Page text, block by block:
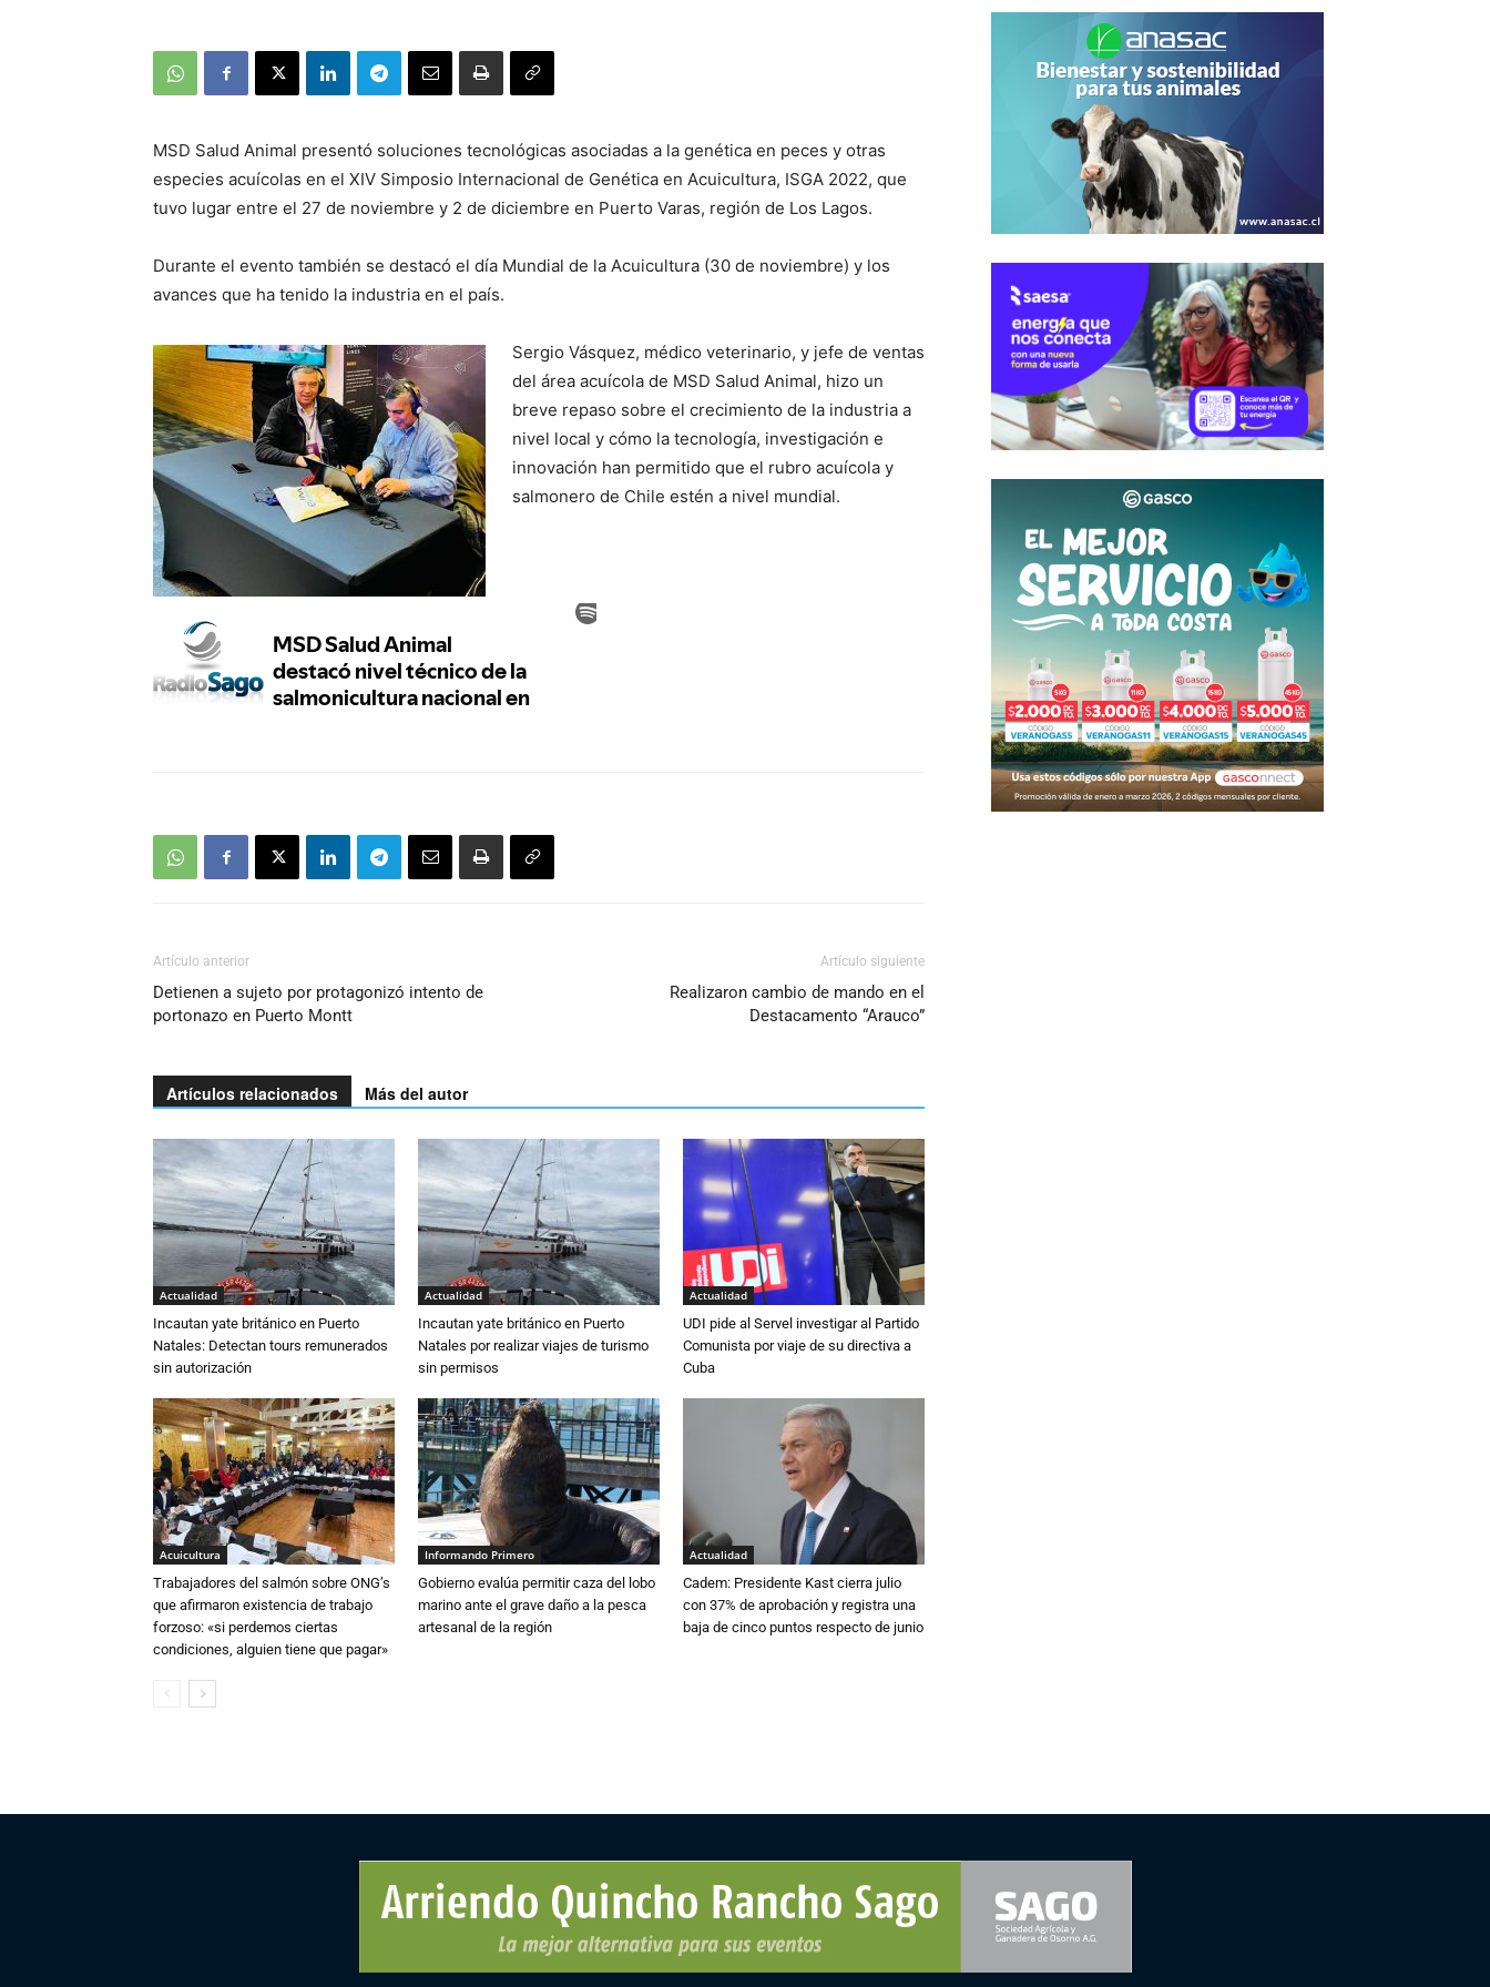
MSD Salud Animal presentó soluciones tecnológicas asociadas a la genética en peces y otras
especies acuícolas en el XIV Simposio Internacional de Genética en Acuicultura, ISGA 2022, que
tuvo lugar entre el 27 de noviembre y 2 de diciembre en Puerto Varas, región de Los Lagos.
Durante el evento también se destacó el día Mundial de la Acuicultura (30 de noviembre) y los
avances que ha tenido la industria en el país.
Sergio Vásquez, médico veterinario, y jefe de ventas
del área acuícola de MSD Salud Animal, hizo un
breve repaso sobre el crecimiento de la industria a
nivel local y cómo la tecnología, investigación e
innovación han permitido que el rubro acuícola y
salmonero de Chile estén a nivel mundial.
Artículo anterior
Detienen a sujeto por protagonizó intento de
portonazo en Puerto Montt
Artículo siguiente
Realizaron cambio de mando en el
Destacamento “Arauco”
Artículos relacionados Más del autor
Actualidad
Incautan yate británico en Puerto
Natales: Detectan tours remunerados
sin autorización
Actualidad
Incautan yate británico en Puerto
Natales por realizar viajes de turismo
sin permisos
Actualidad
UDI pide al Servel investigar al Partido
Comunista por viaje de su directiva a
Cuba
Acuicultura
Trabajadores del salmón sobre ONG’s
que afirmaron existencia de trabajo
forzoso: «si perdemos ciertas
condiciones, alguien tiene que pagar»
Informando Primero
Gobierno evalúa permitir caza del lobo
marino ante el grave daño a la pesca
artesanal de la región
Actualidad
Cadem: Presidente Kast cierra julio
con 37% de aprobación y registra una
baja de cinco puntos respecto de junio